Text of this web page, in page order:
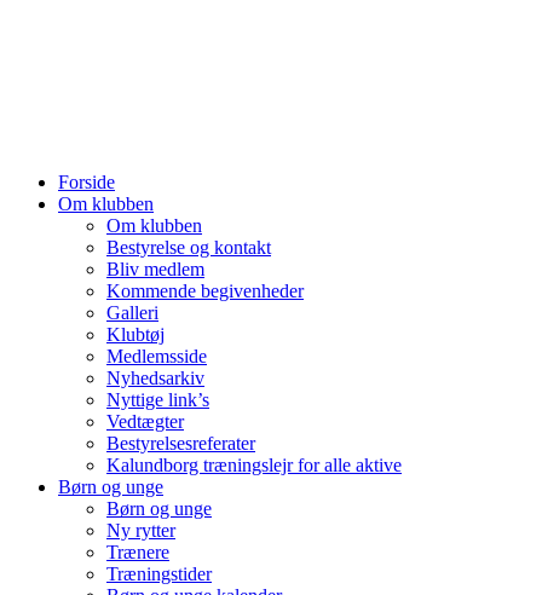
Forside
Om klubben
Om klubben
Bestyrelse og kontakt
Bliv medlem
Kommende begivenheder
Galleri
Klubtøj
Medlemsside
Nyhedsarkiv
Nyttige link’s
Vedtægter
Bestyrelsesreferater
Kalundborg træningslejr for alle aktive
Børn og unge
Børn og unge
Ny rytter
Trænere
Træningstider